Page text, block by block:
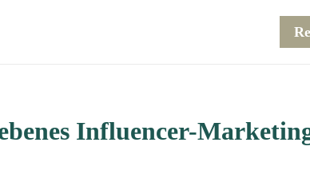
Influencer-